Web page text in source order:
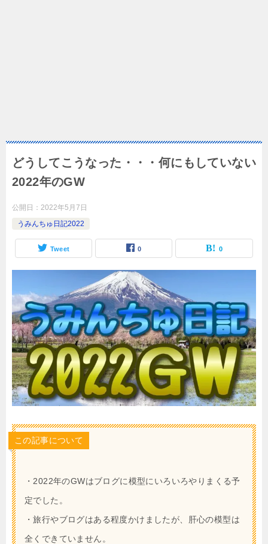
どうしてこうなった・・・何にもしていない
2022年のGW
公開日： 2022年5月7日
うみんちゅ日記2022
Tweet 0 0
この記事について
・2022年のGWはブログに模型にいろいろやりまくる予
定でした。
・旅行やブログはある程度かけましたが、肝心の模型は
全くできていません。